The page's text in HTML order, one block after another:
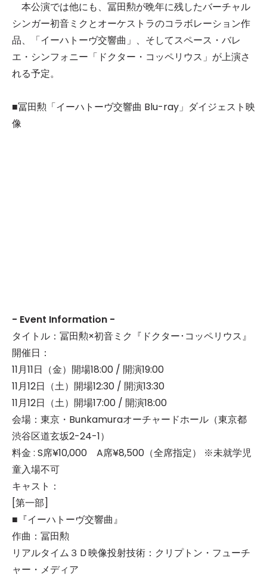
本公演では他にも、冨田勲が晩年に残したバーチャル
シンガー初音ミクとオーケストラのコラボレーション作
品、「イーハトーヴ交響曲」、そしてスペース・バレ
エ・シンフォニー「ドクター・コッペリウス」が上演さ
れる予定。
■冨田勲「イーハトーヴ交響曲 Blu-ray」ダイジェスト映
像
- Event Information -
タイトル：冨田勲×初音ミク『ドクター･コッペリウス』
開催日：
11月11日（金）開場18:00 / 開演19:00
11月12日（土）開場12:30 / 開演13:30
11月12日（土）開場17:00 / 開演18:00
会場：東京・Bunkamuraオーチャードホール（東京都
渋谷区道玄坂2-24-1）
料金 : S席¥10,000 A席¥8,500（全席指定） ※未就学児
童入場不可
キャスト：
[第一部]
■『イーハトーヴ交響曲』
作曲：冨田勲
リアルタイム３Ｄ映像投射技術：クリプトン・フューチ
ャー・メディア